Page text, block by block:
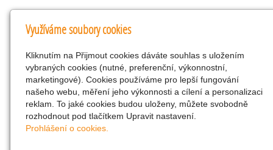
Kontakty
KNK obchodní společnost s r.o.
Komenského 127, Žacléř, 542 01 Číslo účtu:
286293602/0300
25298518
CZ25298518
info@drogerienacestach.cz
Využíváme soubory cookies
Kliknutím na Přijmout cookies dáváte souhlas s uložením
vybraných cookies (nutné, preferenční, výkonnostní,
marketingové). Cookies používáme pro lepší fungování
našeho webu, měření jeho výkonnosti a cílení a personalizaci
reklam. To jaké cookies budou uloženy, můžete svobodně
rozhodnout pod tlačítkem Upravit nastavení.
Prohlášení o cookies.